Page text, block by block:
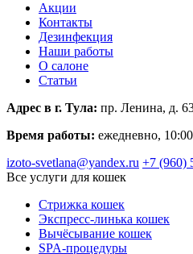
Акции
Контакты
Дезинфекция
Наши работы
О салоне
Статьи
Адрес в г. Тула: пр. Ленина, д.
Время работы: ежедневно,
izoto-svetlana@yandex.ru +7 (960)
Все услуги для кошек
Стрижка кошек
Экспресс-линька кошек
Вычёсывание кошек
SPA-процедуры